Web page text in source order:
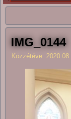
IMG_0144
Közzétéve: